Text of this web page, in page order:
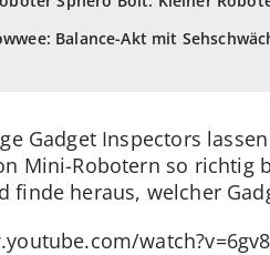
Balance-Akt mit
Gadget Inspectors
Mini-Robotern so richtig
finde heraus, welcher